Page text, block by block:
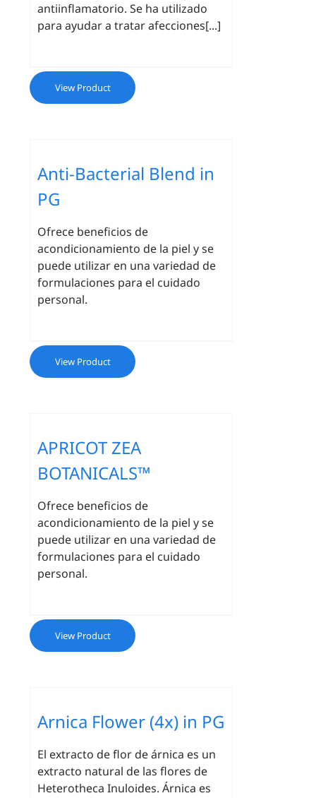
antiinflamatorio. Se ha utilizado
para ayudar a tratar afecciones[...]
View Product
Anti-Bacterial Blend in
PG
Ofrece beneficios de
acondicionamiento de la piel y se
puede utilizar en una variedad de
formulaciones para el cuidado
personal.
View Product
APRICOT ZEA
BOTANICALS™
Ofrece beneficios de
acondicionamiento de la piel y se
puede utilizar en una variedad de
formulaciones para el cuidado
personal.
View Product
Arnica Flower (4x) in PG
El extracto de flor de árnica es un
extracto natural de las flores de
Heterotheca Inuloides. Árnica es